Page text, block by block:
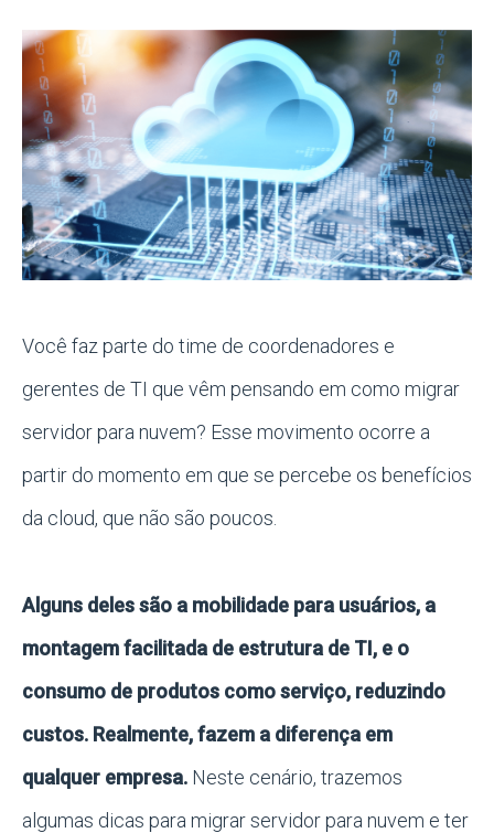
Você faz parte do time de coordenadores e
gerentes de TI que vêm pensando em como migrar
servidor para nuvem? Esse movimento ocorre a
partir do momento em que se percebe os benefícios
da cloud, que não são poucos.
Alguns deles são a mobilidade para usuários, a
montagem facilitada de estrutura de TI, e o
consumo de produtos como serviço, reduzindo
custos. Realmente, fazem a diferença em
qualquer empresa. Neste cenário, trazemos
algumas dicas para migrar servidor para nuvem e ter